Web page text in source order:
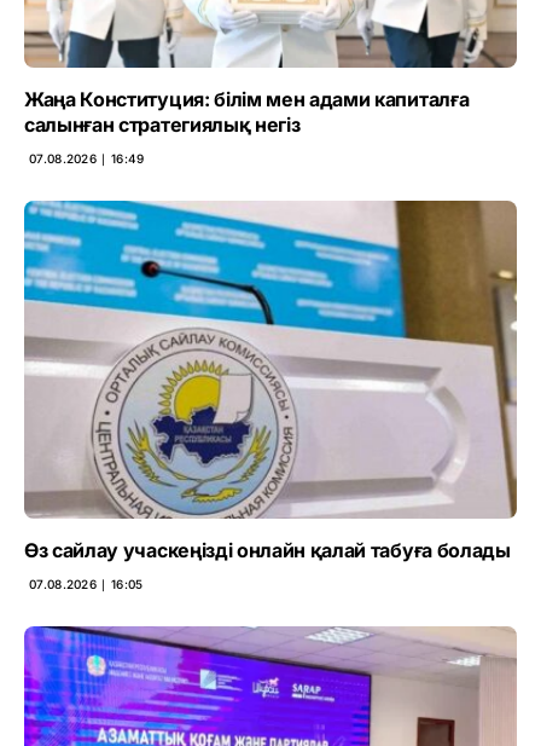
Жаңа Конституция: білім мен адами капиталға
салынған стратегиялық негіз
07.08.2026 ∣ 16:49
Өз сайлау учаскеңізді онлайн қалай табуға болады
07.08.2026 ∣ 16:05